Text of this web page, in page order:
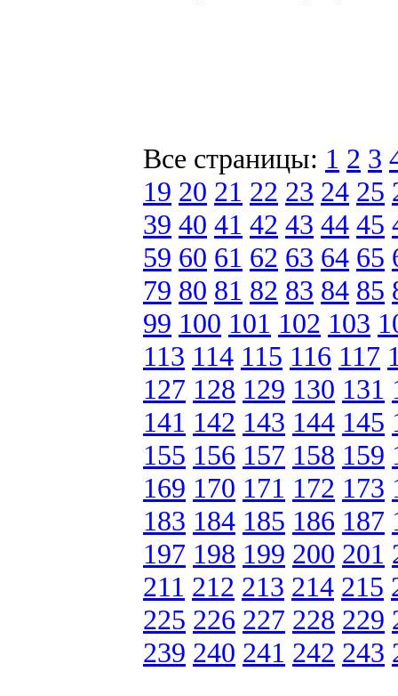
Все страницы: 1 2 3
19 20 21 22 23 24 25
39 40 41 42 43 44 45
59 60 61 62 63 64 65
79 80 81 82 83 84 85
99 100 101 102 103
113 114 115 116 117
127 128 129 130 131
141 142 143 144 145
155 156 157 158 159
169 170 171 172 173
183 184 185 186 187
197 198 199 200 201
211 212 213 214 215
225 226 227 228 229
239 240 241 242 243